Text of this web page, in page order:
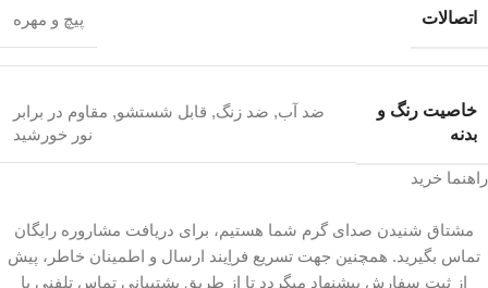
اتصالات پیچ و مهره
خاصیت رنگ و
بدنه
ضد آب, ضد زنگ, قابل شستشو, مقاوم در برابر
نور خورشید
راهنما خرید
مشتاق شنیدن صدای گرم شما هستیم، برای دریافت مشاروره رایگان
تماس بگیرید. همچنین جهت تسریع فراِیند ارسال و اطمینان خاطر، پیش
از ثبت سفارش پیشنهاد میگردد تا از طریق پشتیبانی تماس تلفنی یا